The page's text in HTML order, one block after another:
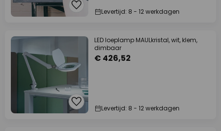
Levertijd: 8 - 12 werkdagen
LED loeplamp MAULkristal, wit, klem,
dimbaar
€ 426,52
Levertijd: 8 - 12 werkdagen